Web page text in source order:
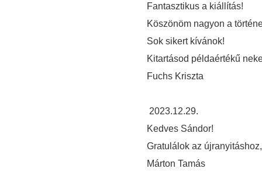
Fantasztikus a kiállítás!
Köszönöm nagyon a
Sok sikert kívánok!
Kitartásod példaértékű
Fuchs Kriszta
2023.12.29.
Kedves Sándor!
Gratulálok az
Márton Tamás